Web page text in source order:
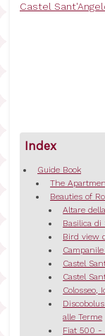
Castel
Index
Guide Book
The
Beauties of
Altare
Basilica di
Bird view
Castel
Castel
Colosseo,
alle Terme
Fiat 500 -